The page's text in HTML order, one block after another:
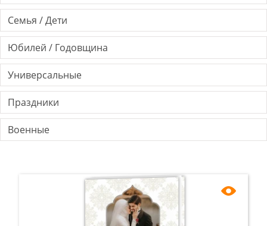
Семья / Дети
Юбилей / Годовщина
Универсальные
Праздники
Военные